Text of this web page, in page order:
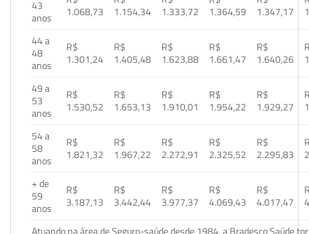
43
anos
1.068,73
1.154,34
1.333,72
1.364,59
1.347,17
44 a
48
anos
R$
1.301,24
R$
1.405,48
R$
1.623,88
R$
1.661,47
R$
1.640,26
49 a
53
anos
R$
1.530,52
R$
1.653,13
R$
1.910,01
R$
1.954,22
R$
1.929,27
54 a
58
anos
R$
1.821,32
R$
1.967,22
R$
2.272,91
R$
2.325,52
R$
2.295,83
+ de
59
anos
R$
3.187,13
R$
3.442,44
R$
3.977,37
R$
4.069,43
R$
4.017,47